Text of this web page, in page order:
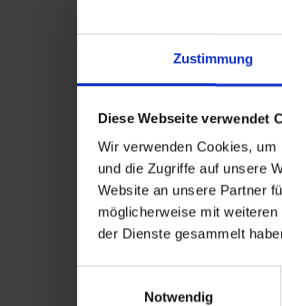
Zustimmung
Diese Webseite verwendet
Wir verwenden Cookies,
und die Zugriffe auf unsere
Website an unsere Partner
möglicherweise mit
der Dienste gesammelt
Notwendig